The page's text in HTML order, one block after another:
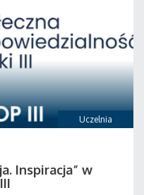
Uczelnia
Inspiracja” w